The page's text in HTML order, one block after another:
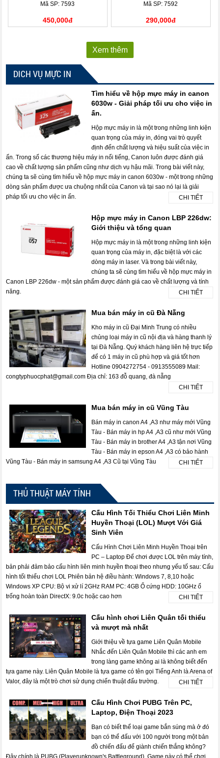
Mã SP: 7593
450,000đ
Mã SP: 7592
290,000đ
Xem thêm
DICH VỤ MỰC IN
Tìm hiểu về hộp mực máy in canon
6030w - Giải pháp tối ưu cho việc in
ấn.
Hộp mực máy in là một trong những linh kiện
quan trọng của máy in, đóng vai trò quyết
định đến chất lượng và hiệu suất của việc in
ấn. Trong số các thương hiệu máy in nổi tiếng, Canon luôn được đánh giá
cao về chất lượng sản phẩm cũng như dịch vụ hậu mãi. Trong bài viết này,
chúng ta sẽ cùng tìm hiểu về hộp mực máy in canon 6030w - một trong những
dòng sản phẩm được ưa chuộng nhất của Canon và tại sao nó lại là giải
pháp tối ưu cho việc in ấn.
CHI TIẾT
Hộp mực máy in Canon LBP 226dw:
Giới thiệu và tổng quan
Hộp mực máy in là một trong những linh kiện
quan trọng của máy in, đặc biệt là với các
dòng máy in laser. Và trong bài viết này,
chúng ta sẽ cùng tìm hiểu về hộp mực máy in
Canon LBP 226dw - một sản phẩm được đánh giá cao về chất lượng và tính
năng.
CHI TIẾT
Mua bán máy in cũ Đà Nẵng
Kho máy in cũ Đại Minh Trung có nhiều
chủng loại máy in cũ nội địa và hàng thanh lý
tại Đà Nẵng. Quý khách hàng liên hệ trực tiếp
để có 1 máy in cũ phù hợp và giá tốt hơn
Hotline 0904272754 - 0913555089 Mail:
congtyphuocphat@gmail.com Địa chỉ: 163 đỗ quang, đà nẵng
CHI TIẾT
Mua bán máy in cũ Vũng Tàu
Bán máy in canon A4 ,A3 như máy mới Vũng
Tàu - Bán máy in hp A4 ,A3 cũ như mới Vũng
Tàu - Bán máy in brother A4 ,A3 tận nơi Vũng
Tàu - Bán máy in epson A4 ,A3 có bảo hành
Vũng Tàu - Bán máy in samsung A4 ,A3 Cũ tại Vũng Tàu
CHI TIẾT
THỦ THUẬT MÁY TÍNH
Cấu Hình Tối Thiểu Chơi Liên Minh
Huyền Thoại (LOL) Mượt Với Giá
Sinh Viên
Cấu Hình Chơi Liên Minh Huyền Thoại trên
PC – Laptop Để chơi được LOL trên máy tính,
bản phải đảm bảo cấu hình liên minh huyền thoại theo nhưng yếu tố sau: Cấu
hình tối thiểu chơi LOL Phiên bản hệ điều hành: Windows 7, 8,10 hoặc
Windows XP CPU: Bộ vi xử lí 2GHz RAM PC: 4GB Ổ cứng HDD: 10GHz ổ
trống hoàn toàn DirectX: 9.0c hoặc cao hơn
CHI TIẾT
Cấu hình chơi Liên Quân tối thiểu
và mượt mà nhất
Giới thiệu về tựa game Liên Quân Mobile
Nhắc đến Liên Quân Mobile thì các anh em
trong làng game không ai là không biết đến
tựa game này. Liên Quân Mobile là tựa game có tên gọi Tiếng Anh là Arena of
Valor, đây là một trò chơi sử dụng chiến thuật đấu trường.
CHI TIẾT
Cấu Hình Chơi PUBG Trên PC,
Laptop, Điện Thoại 2023
Bạn có biết thể loại game bắn súng mà ở đó
bạn có thể đấu với 100 người trong một bản
đồ chiến đấu để giành chiến thắng không?
Đây chính là PUBG (Playerunknown's Battleground). Game này có thể chơi